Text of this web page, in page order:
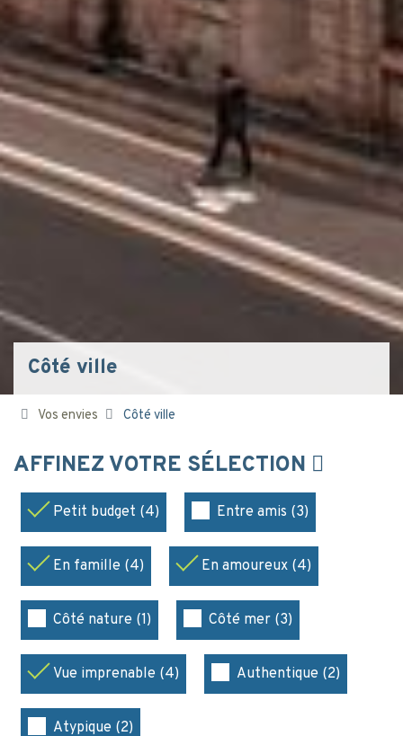
Côté ville
Vos envies Côté ville
AFFINEZ VOTRE SÉLECTION
Petit budget (4) Entre amis (3)
En famille (4) En amoureux (4)
Côté nature (1) Côté mer (3)
Vue imprenable (4) Authentique (2)
Atypique (2)